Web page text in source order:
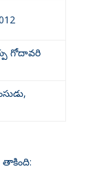
గోదావరి
తాకింది: